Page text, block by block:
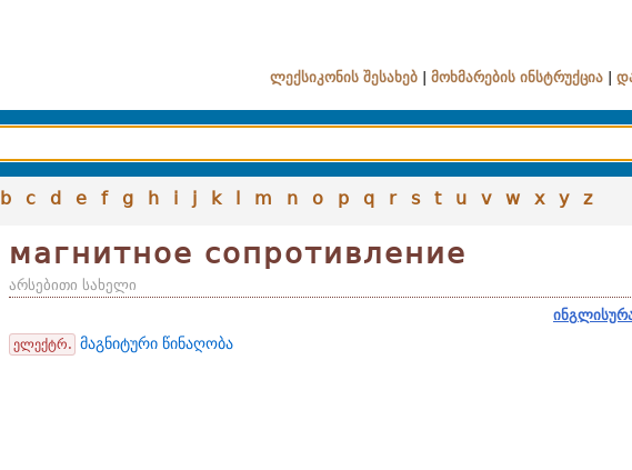
ლექსიკონის შესახებ მოხმარების ინსტრუქცია
b c d e f g h i j k l m n o p q r s t u v w x y z
магнитное сопротивление
არსებითი სახელი
ელექტრ. მაგნიტური წინაღობა